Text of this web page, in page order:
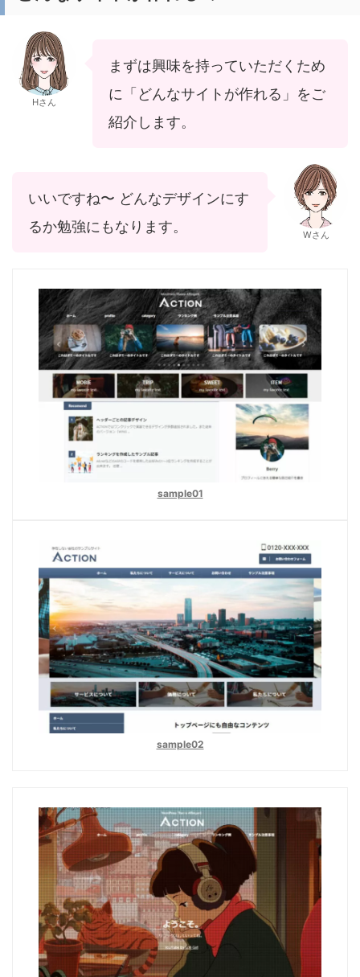
Hさん
まずは興味を持っていただくため
に「どんなサイトが作れる」をご
紹介します。
いいですね〜 どんなデザインにす
るか勉強にもなります。
Wさん
sample01
sample02